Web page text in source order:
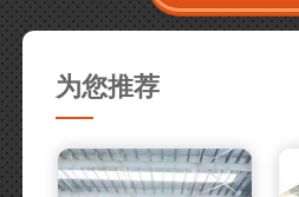
为您推荐